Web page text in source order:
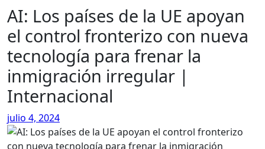
AI: Los países de la UE apoyan
el control fronterizo con nueva
tecnología para frenar la
inmigración irregular |
Internacional
julio 4, 2024